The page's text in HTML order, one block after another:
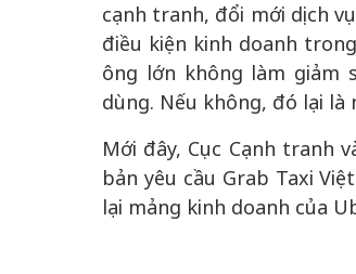
cạnh tranh, đổi mới dịch
điều kiện kinh doanh
ông lớn không làm giảm
dùng. Nếu không, đó lại
Mới đây, Cục Cạnh tranh
bản yêu cầu Grab Taxi
lại mảng kinh doanh của